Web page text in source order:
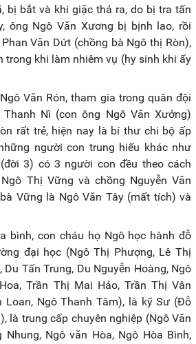
bị bắt và khi giặc thả ra, do bị tra tấn
ông Ngô Văn Xương bị bịnh lao, rồi
Văn Dứt (chồng bà Ngô thị Ròn),
trong khi làm nhiêm vụ (hy sinh khi ấy
Văn Rón, tham gia trong quân đội
Nì (con ông Ngô Văn Xưởng)
rất trẻ, hiện nay là bí thư chi bộ ấp
người con trung hiếu khác như
3) có 3 người con đều theo cách
Thị Vững và chồng Nguyễn Văn
Vững là Ngô Văn Tây (mất tích) và
bình, con cháu họ Ngô học hành đỗ
đại học (Ngô Thị Phượng, Lê Thị
Du Tấn Trung, Du Nguyễn Hoàng, Ngô
Trần Thị Mai Hảo, Trần Thị Vân
Loan, Ngô Thanh Tâm), là kỹ Sư (Đỗ
là trung cấp chuyên nghiệp (Ngô Văn
Nhung, Ngô văn Hòa, Ngô Hòa Bình,